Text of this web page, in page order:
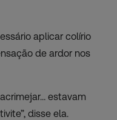
aplicar colírio
de ardor nos
estavam
disse ela.